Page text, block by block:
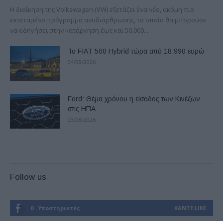
Η διοίκηση της Volkswagen (VW) εξετάζει ένα νέο, ακόμη πιο
εκτεταμένο πρόγραμμα αναδιάρθρωσης, το οποίο θα μπορούσε
να οδηγήσει στην κατάργηση έως και 50.000...
Το FIAT 500 Hybrid τώρα από 18.990 ευρώ
04/08/2026
Ford: Θέμα χρόνου η είσοδος των Κινέζων
στις ΗΠΑ
03/08/2026
Follow us
0 Υποστηρικτές ΚΆΝΤΕ LIKE